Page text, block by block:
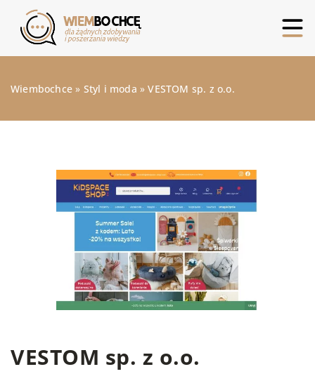
Wiembochce » Styl i moda »VESTOM sp. z o.o.
VESTOM sp. z o.o.